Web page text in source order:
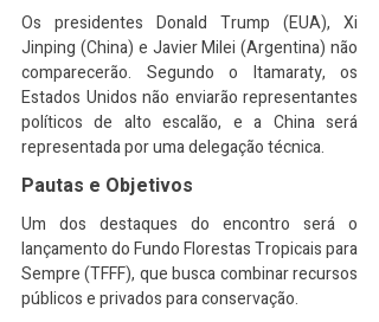
Os presidentes Donald Trump (EUA), Xi
Jinping (China) e Javier Milei (Argentina) não
comparecerão. Segundo o Itamaraty, os
Estados Unidos não enviarão representantes
políticos de alto escalão, e a China será
representada por uma delegação técnica.
Pautas e Objetivos
Um dos destaques do encontro será o
lançamento do Fundo Florestas Tropicais para
Sempre (TFFF), que busca combinar recursos
públicos e privados para conservação.